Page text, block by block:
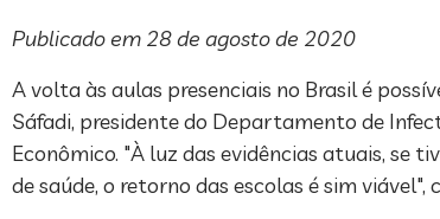
Publicado em 28 de agosto de 2020
A volta às aulas presenciais no Brasil é
Sáfadi, presidente do Departamento de
Econômico. "À luz das evidências atuais, se
de saúde, o retorno das escolas é sim viável",